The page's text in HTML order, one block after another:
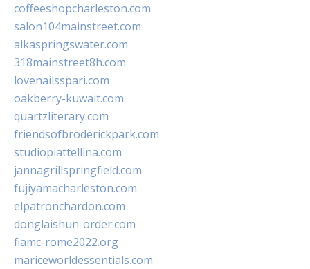
coffeeshopcharleston.com
salon104mainstreet.com
alkaspringswater.com
318mainstreet8h.com
lovenailsspari.com
oakberry-kuwait.com
quartzliterary.com
friendsofbroderickpark.com
studiopiattellina.com
jannagrillspringfield.com
fujiyamacharleston.com
elpatronchardon.com
donglaishun-order.com
fiamc-rome2022.org
mariceworldessentials.com